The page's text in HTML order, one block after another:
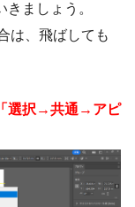
ましょう。
は、飛ばしても
「選択→共通→アピ